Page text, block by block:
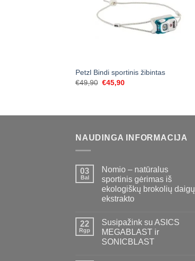
Petzl Bindi sportinis žibintas
€49,90 Original
€45,90Current
NAUDINGA INFORMACIJA
03
Bal
Nomio – natūralus
sportinis gėrimas iš
ekologiškų brokolių daigų
ekstrakto
22
Rgp
Susipažink su ASICS
MEGABLAST ir
SONICBLAST